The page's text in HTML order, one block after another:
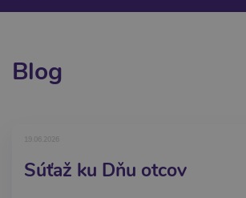
Blog
Súťaž ku Dňu otcov